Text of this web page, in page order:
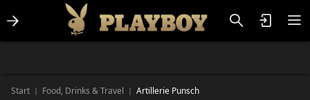
Start | Food, Drinks & Travel | Artillerie Punsch